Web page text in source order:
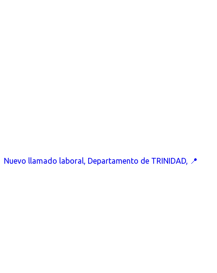
Nuevo llamado laboral, Departamento de TRINIDAD, 📍